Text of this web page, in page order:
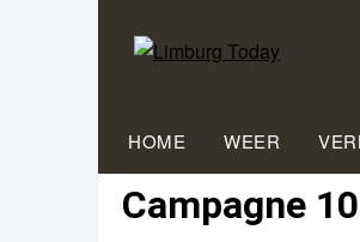
HOME WEER
Campagne